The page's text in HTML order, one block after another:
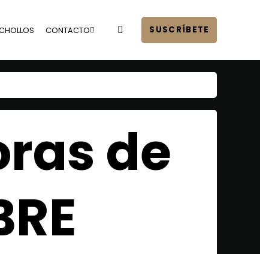
CONTACTO SUSCRÍBETE
de